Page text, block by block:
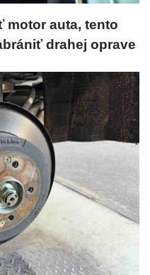
motor auta, tento
drahej oprave